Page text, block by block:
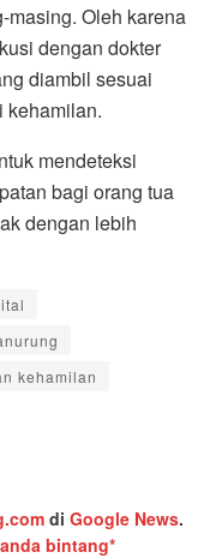
masing. Oleh karena
dengan dokter
diambil sesuai
kehamilan.
mendeteksi
bagi orang tua
dengan lebih
kehamilan
di Google News.
bintang*